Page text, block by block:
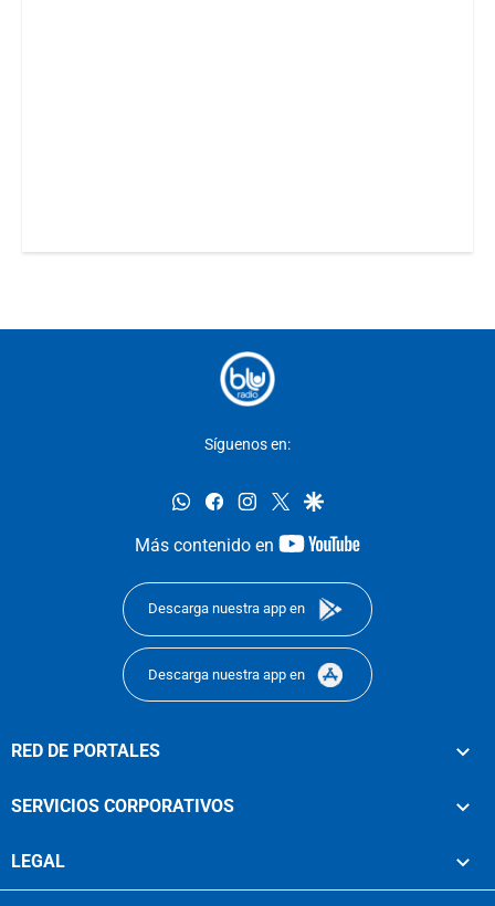
Síguenos en:
whatsappfacebookinstagram
twittergoogle
Más contenido en
youtube-
Descarga nuestra app en
Descarga nuestra app en
RED DE PORTALES
SERVICIOS CORPORATIVOS
LEGAL